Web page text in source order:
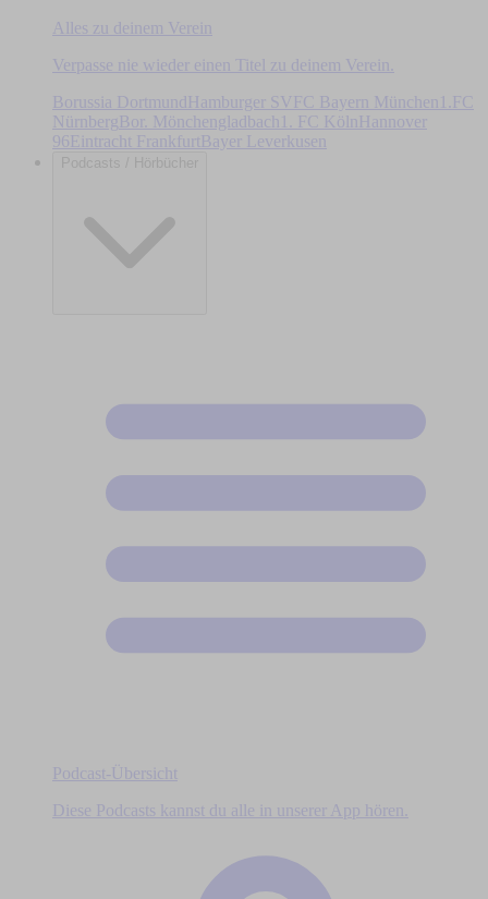
Alles zu deinem Verein
Verpasse nie wieder einen Titel zu deinem Verein.
Borussia DortmundHamburger SV FC Bayern München
1.FC
Nürnberg Bor. Mönchengladbach 1. FC Köln
Hannover
96Eintracht Frankfurt Bayer Leverkusen
Podcasts / Hörbücher
Podcast-Übersicht
Diese Podcasts kannst du alle in unserer App hören.